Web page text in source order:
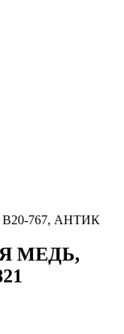
767, АНТИК
МЕДЬ,